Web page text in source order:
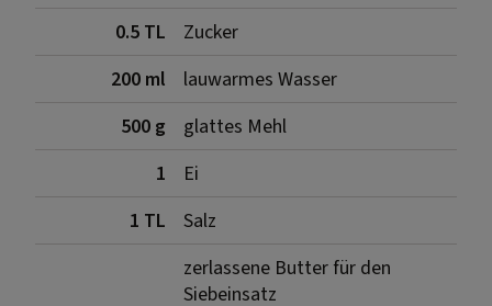
0.5 TL
Zucker
200 ml
lauwarmes Wasser
500 g
glattes Mehl
1
Ei
1 TL
Salz
zerlassene Butter für den
Siebeinsatz